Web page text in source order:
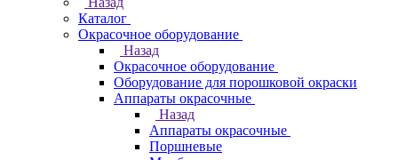
Каталог
Окрасочное оборудование
Назад
Окрасочное оборудование
Оборудование для порошковой окраски
Аппараты окрасочные
Назад
Аппараты окрасочные
Поршневые